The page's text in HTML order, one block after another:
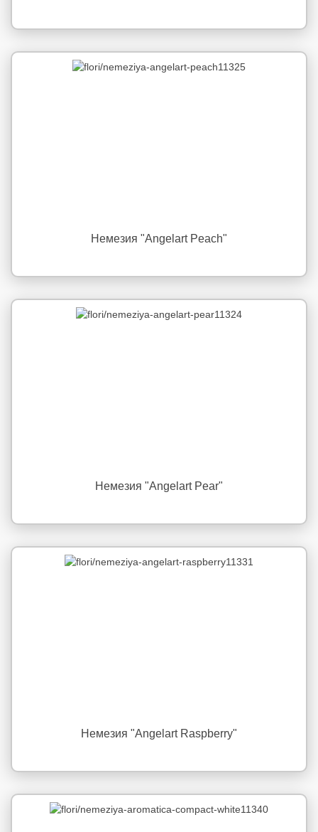
Немезия "Angelart Peach"
Немезия "Angelart Pear"
Немезия "Angelart Raspberry"